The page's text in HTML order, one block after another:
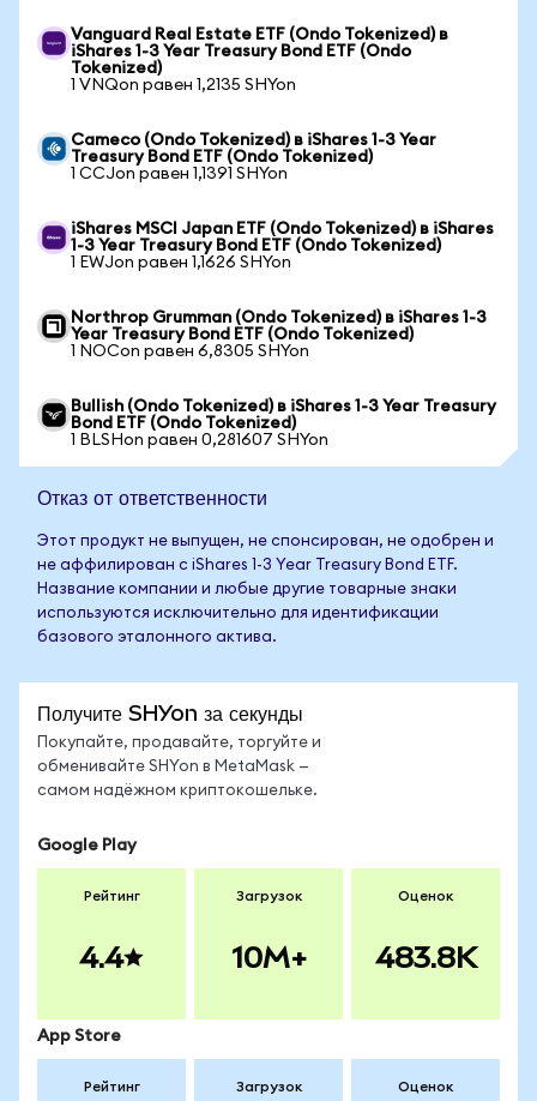
Vanguard Real Estate ETF (Ondo Tokenized) в
iShares 1-3 Year Treasury Bond ETF (Ondo
Tokenized)
1 VNQon равен 1,2135 SHYon
Cameco (Ondo Tokenized) в iShares 1-3 Year
Treasury Bond ETF (Ondo Tokenized)
1 CCJon равен 1,1391 SHYon
iShares MSCI Japan ETF (Ondo Tokenized) в iShares
1-3 Year Treasury Bond ETF (Ondo Tokenized)
1 EWJon равен 1,1626 SHYon
Northrop Grumman (Ondo Tokenized) в iShares 1-3
Year Treasury Bond ETF (Ondo Tokenized)
1 NOCon равен 6,8305 SHYon
Bullish (Ondo Tokenized) в iShares 1-3 Year Treasury
Bond ETF (Ondo Tokenized)
1 BLSHon равен 0,281607 SHYon
Отказ от ответственности
Этот продукт не выпущен, не спонсирован, не одобрен и
не аффилирован с iShares 1-3 Year Treasury Bond ETF.
Название компании и любые другие товарные знаки
используются исключительно для идентификации
базового эталонного актива.
Получите SHYon за секунды
Покупайте, продавайте, торгуйте и
обменивайте SHYon в MetaMask —
самом надёжном криптокошельке.
Google Play
Рейтинг
4.4
Загрузок
10M+
Оценок
483.8K
App Store
Рейтинг Загрузок Оценок